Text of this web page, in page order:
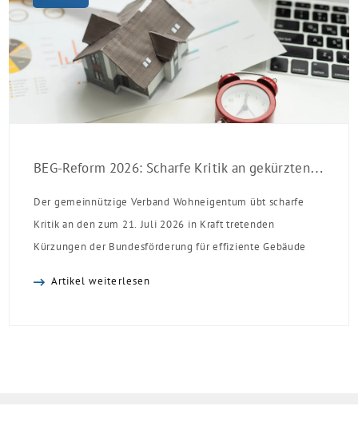
BEG-Reform 2026: Scharfe Kritik an gekürzten Sanierungsförderungen
Der gemeinnützige Verband Wohneigentum übt scharfe
Kritik an den zum 21. Juli 2026 in Kraft tretenden
Kürzungen der Bundesförderung für effiziente Gebäude
Artikel weiterlesen